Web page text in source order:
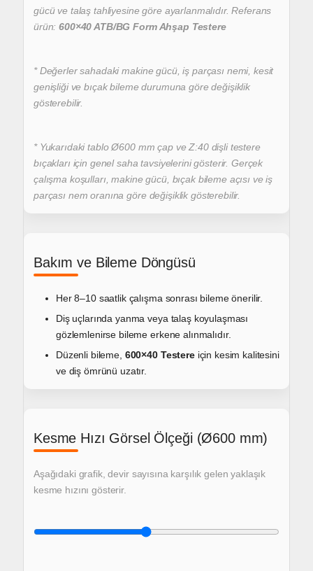
gücü ve talaş tahliyesine göre ayarlanmalıdır. Referans
ürün:600×40 ATB/BG Form Ahşap Testere
* Değerler sahadaki makine gücü, iş parçası nemi, kesit
genişliği ve bıçak bileme durumuna göre değişiklik
gösterebilir.
* Yukarıdaki tablo Ø600 mm çap ve Z:40 dişli testere
bıçakları için genel saha tavsiyelerini gösterir. Gerçek
çalışma koşulları, makine gücü, bıçak bileme açısı ve iş
parçası nem oranına göre değişiklik gösterebilir.
Bakım ve Bileme Döngüsü
Her 8–10 saatlik çalışma sonrası bileme önerilir.
Diş uçlarında yanma veya talaş koyulaşması
gözlemlenirse bileme erkene alınmalıdır.
Düzenli bileme, 600×40 Testereiçin kesim kalitesini
ve diş ömrünü uzatır.
Kesme Hızı Görsel Ölçeği (Ø600 mm)
Aşağıdaki grafik, devir sayısına karşılık gelen yaklaşık
kesme hızını gösterir.